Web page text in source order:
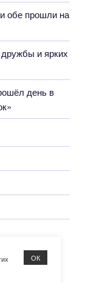
ОК
обе прошли на
и ярких
день в